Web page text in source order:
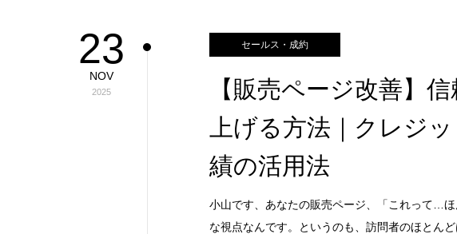
23
NOV
2025
セールス・成約
【販売ページ改善】
上げる方法｜クレジ
績の活用法
小山です、あなたの販売ページ、「これって…
な視点なんです。というのも、訪問者のほとんど